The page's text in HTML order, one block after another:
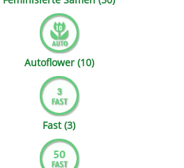
Victory Seeds
Vision Seeds
White Label Seeds
World of Seeds
CBD Nutzhanfsamen
Autoflower (10)
Fast (3)